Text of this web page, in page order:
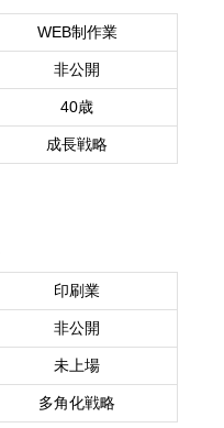
WEB制作業
非公開
40歳
成長戦略
印刷業
非公開
未上場
多角化戦略